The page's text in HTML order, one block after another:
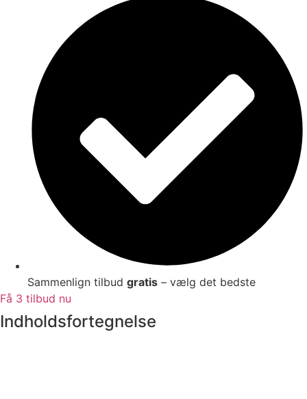
Sammenlign tilbud gratis – vælg det bedste
Få 3 tilbud nu
Indholdsfortegnelse